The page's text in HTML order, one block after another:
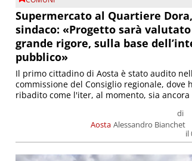
Supermercato al Quartiere
sindaco: «Progetto sarà
grande rigore, sulla base
pubblico»
Aosta
di
Alessandro Bianchet
il
Il primo cittadino di Aosta è stato audito
commissione del Consiglio regionale, dove
ribadito come l'iter, al momento, sia ancora